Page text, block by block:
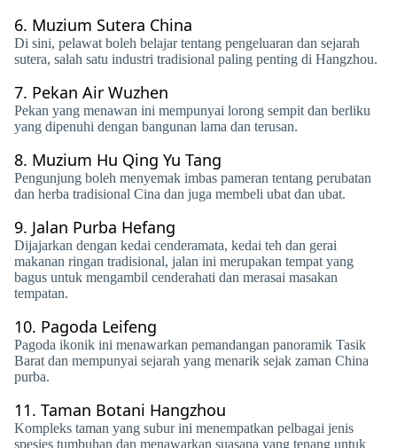
6. Muzium Sutera China
Di sini, pelawat boleh belajar tentang pengeluaran dan sejarah
sutera, salah satu industri tradisional paling penting di Hangzhou.
7. Pekan Air Wuzhen
Pekan yang menawan ini mempunyai lorong sempit dan berliku
yang dipenuhi dengan bangunan lama dan terusan.
8. Muzium Hu Qing Yu Tang
Pengunjung boleh menyemak imbas pameran tentang perubatan
dan herba tradisional Cina dan juga membeli ubat dan ubat.
9. Jalan Purba Hefang
Dijajarkan dengan kedai cenderamata, kedai teh dan gerai
makanan ringan tradisional, jalan ini merupakan tempat yang
bagus untuk mengambil cenderahati dan merasai masakan
tempatan.
10. Pagoda Leifeng
Pagoda ikonik ini menawarkan pemandangan panoramik Tasik
Barat dan mempunyai sejarah yang menarik sejak zaman China
purba.
11. Taman Botani Hangzhou
Kompleks taman yang subur ini menempatkan pelbagai jenis
spesies tumbuhan dan menawarkan suasana yang tenang untuk